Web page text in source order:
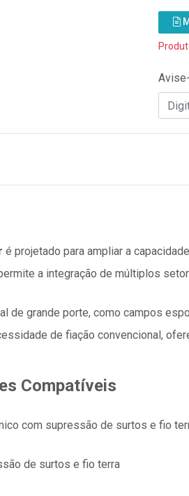
é projetado para ampliar a
a integração de múltiplos
de grande porte, como campos
de fiação convencional,
Compatíveis
com supressão de surtos e fio
de surtos e fio terra